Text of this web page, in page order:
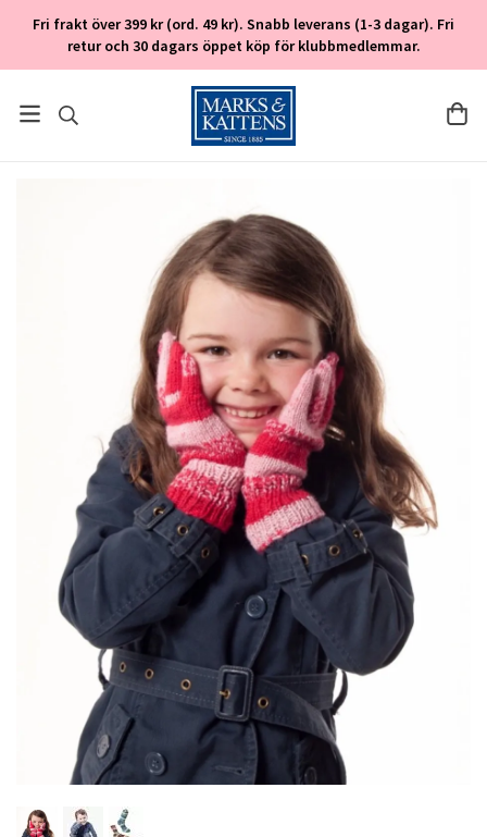
Fri frakt över 399 kr (ord. 49 kr). Snabb leverans (1-3 dagar). Fri
retur och 30 dagars öppet köp för klubbmedlemmar.